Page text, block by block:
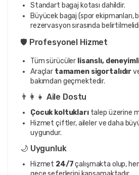
Standart bagaj kotası dahildir.
Büyücek bagaj (spor ekipmanları,
rezervasyon sırasında
🛡️ Profesyonel Hizmet
Tüm sürücüler lisanslı,
Araçlar tamamen sigortalıdır
bakımdan geçmektedir.
👨‍👩‍👧 Aile Dostu
Çocuk koltuklarıtalep üzerine
Hizmet çiftler, aileler ve daha
uygundur.
🌙 Uygunluk
Hizmet 24/7çalışmakta olup,